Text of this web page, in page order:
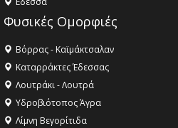
Φυσικές Ομορφιές
Βόρρας - Καϊμάκτσαλαν
Καταρράκτες Έδεσσας
Λουτράκι - Λουτρά
Υδροβιότοπος Άγρα
Λίμνη Βεγορίτιδα